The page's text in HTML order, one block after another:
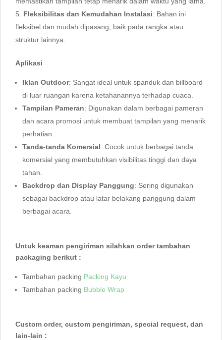
Fleksibilitas dan Kemudahan Instalasi: Bahan ini
fleksibel dan mudah dipasang, baik pada rangka atau
struktur lainnya.
Aplikasi
Iklan Outdoor: Sangat ideal untuk spanduk dan billboard
di luar ruangan karena ketahanannya terhadap cuaca.
Tampilan Pameran: Digunakan dalam berbagai pameran
dan acara promosi untuk membuat tampilan yang menarik
perhatian.
Tanda-tanda Komersial: Cocok untuk berbagai tanda
komersial yang membutuhkan visibilitas tinggi dan daya
tahan.
Backdrop dan Display Panggung: Sering digunakan
sebagai backdrop atau latar belakang panggung dalam
berbagai acara.
Untuk keaman pengiriman silahkan order tambahan
packaging berikut :
Tambahan packing Packing Kayu
Tambahan packing Bubble Wrap
Custom order, custom pengiriman, special request, dan
lain-lain :